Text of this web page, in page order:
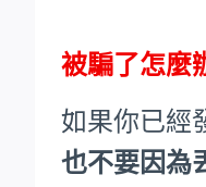
被騙了怎麼
如果你已經
也不要因為